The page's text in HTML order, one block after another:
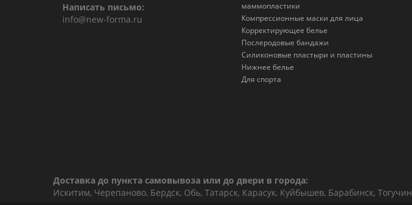
Написать письмо:
info@new-forma.ru
маммопластики
Компрессионные маски для лица
Корректирующее белье
Послеродовые бандажи
Силиконовые пластыри и пластины
Нижнее белье
Для спорта
Доставка до пункта самовывоза или до двери в города:
Искитим, Черепаново, Бердск, Обь, Татарск, Карасук, Куйбышев, Барабинск, Тогучин